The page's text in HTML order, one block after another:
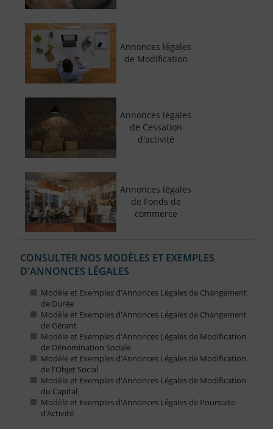
Annonces légales
de Modification
Annonces légales
de Cessation
d'activité
Annonces légales
de Fonds de
commerce
CONSULTER NOS MODÈLES ET EXEMPLES
D'ANNONCES LÉGALES
Modèle et Exemples d'Annonces Légales de Changement
de Durée
Modèle et Exemples d'Annonces Légales de Changement
de Gérant
Modèle et Exemples d'Annonces Légales de Modification
de Dénomination Sociale
Modèle et Exemples d'Annonces Légales de Modification
de l'Objet Social
Modèle et Exemples d'Annonces Légales de Modification
du Capital
Modèle et Exemples d'Annonces Légales de Poursuite
d’Activité